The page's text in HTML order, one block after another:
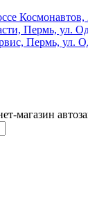
Космонавтов,
Пермь, ул.
Пермь, ул.
магазин